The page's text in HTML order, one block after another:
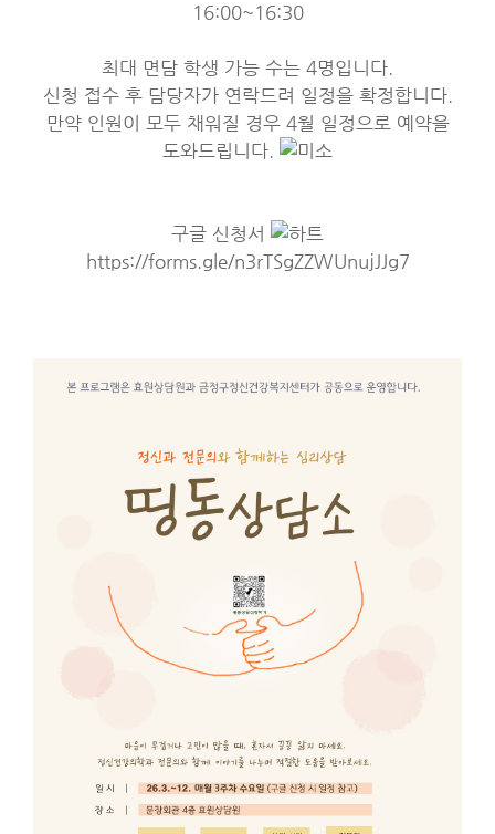
16:00~16:30
최대 면담 학생 가능 수는 4명입니다.
신청 접수 후 담당자가 연락드려 일정을 확정합니다.
만약 인원이 모두 채워질 경우 4월 일정으로 예약을
도와드립니다.
구글 신청서
https://forms.gle/n3rTSgZZWUnujJJg7